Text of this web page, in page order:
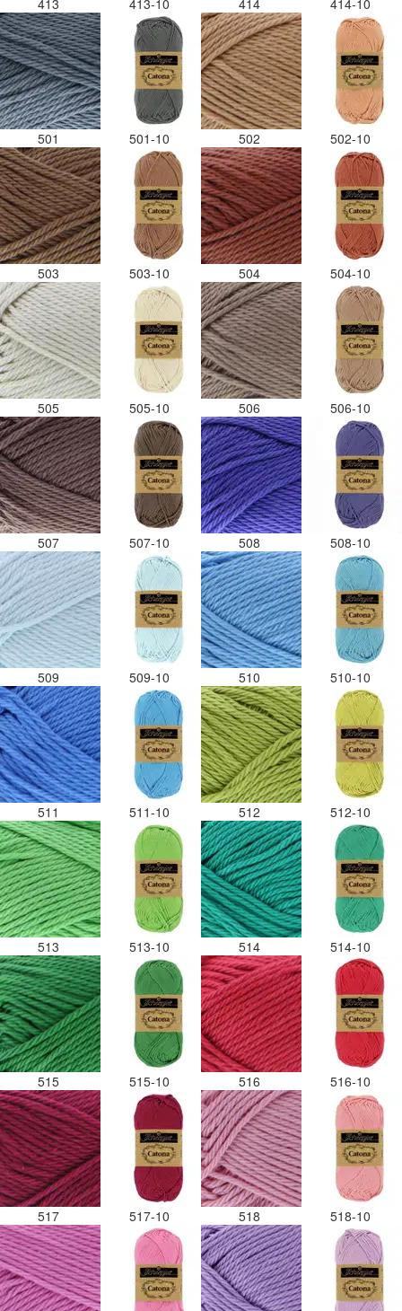
413 413-10 414 414-10
501 501-10 502 502-10
503 503-10 504 504-10
505 505-10 506 506-10
507 507-10 508 508-10
509 509-10 510 510-10
511 511-10 512 512-10
513 513-10 514 514-10
515 515-10 516 516-10
517 517-10 518 518-10